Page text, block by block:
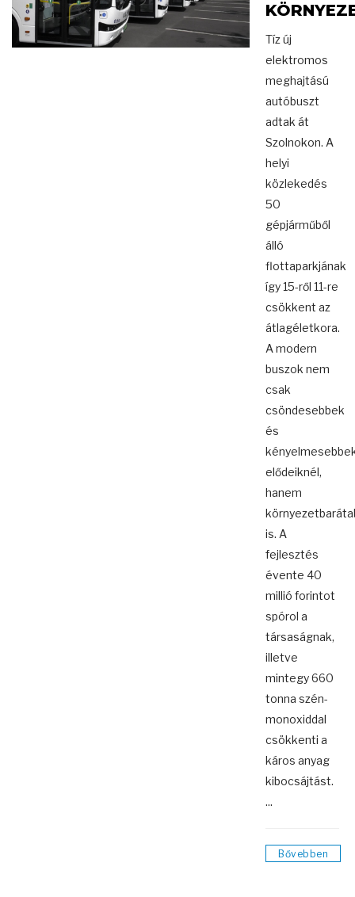
Tíz új
elektromos
meghajtású
autóbuszt
adtak át
Szolnokon. A
helyi
közlekedés
50
gépjárműből
álló
flottaparkjának
így 15-ről 11-re
csökkent az
átlagéletkora.
A modern
buszok nem
csak
csöndesebbek
és
elődeiknél,
hanem
is. A
fejlesztés
évente 40
millió forintot
spórol a
társaságnak,
illetve
mintegy 660
tonna szén-
monoxiddal
csökkenti a
káros anyag
kibocsájtást.
...
Bővebben